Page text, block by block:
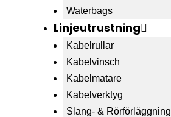
Waterbags
Linjeutrustning
Kabelrullar
Kabelvinsch
Kabelmatare
Kabelverktyg
Slang- & Rörförläggning